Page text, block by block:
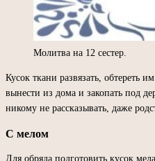
Молитва на 12 сестер.
Кусок ткани развязать, обтереть
вынести из дома и закопать под
никому не рассказывать, даже
С мелом
Для обряда подготовить кусок